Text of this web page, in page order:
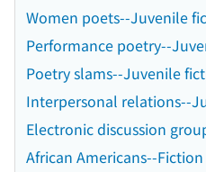
Women poets--Juvenile
Performance poetry--
Poetry slams--Juvenile
Interpersonal relations--
Electronic discussion
African Americans--Fiction